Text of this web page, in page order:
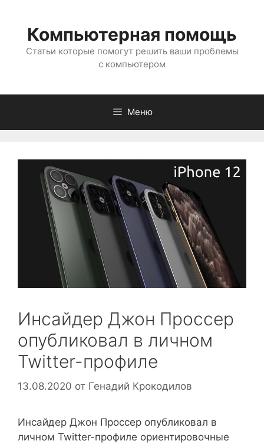
содержимому
Компьютерная помощь
Статьи которые помогут решить ваши проблемы
с компьютером
Меню
Инсайдер Джон Проссер
опубликовал в личном
Twitter-профиле
13.08.2020 от Генадий Крокодилов
Инсайдер Джон Проссер опубликовал в
личном Twitter-профиле ориентировочные